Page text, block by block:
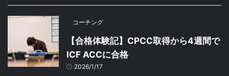
コーチング
【合格体験記】CPCC取得から4週間で
ICF ACCに合格
2026/1/17